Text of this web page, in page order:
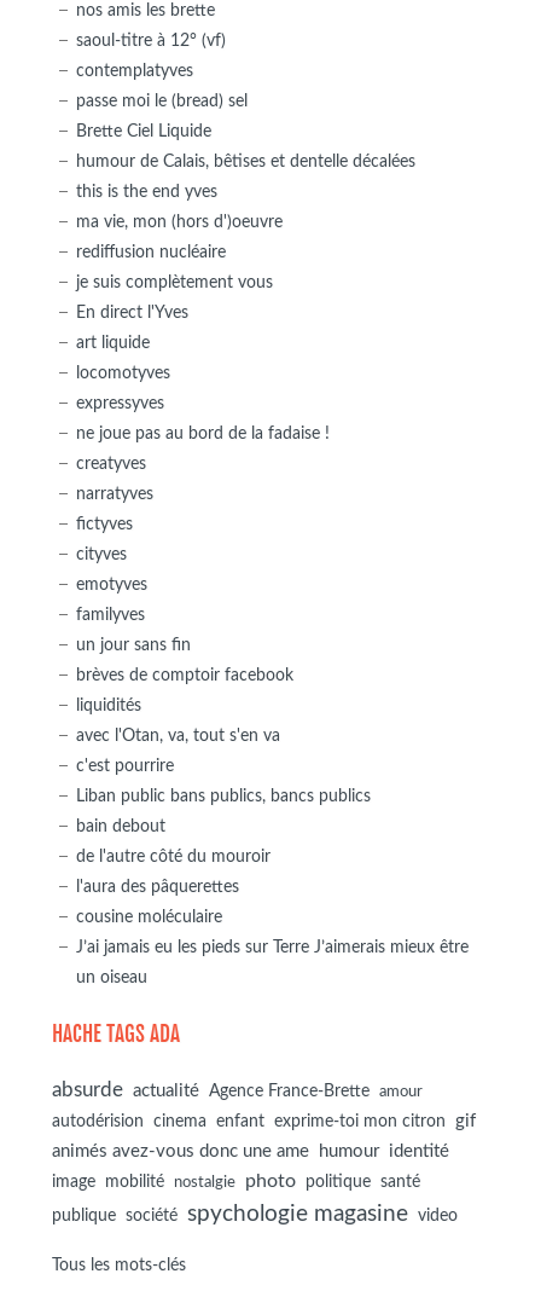
nos amis les brette
saoul-titre à 12° (vf)
contemplatyves
passe moi le (bread) sel
Brette Ciel Liquide
humour de Calais, bêtises et dentelle décalées
this is the end yves
ma vie, mon (hors d')oeuvre
rediffusion nucléaire
je suis complètement vous
En direct l'Yves
art liquide
locomotyves
expressyves
ne joue pas au bord de la fadaise !
creatyves
narratyves
fictyves
cityves
emotyves
familyves
un jour sans fin
brèves de comptoir facebook
liquidités
avec l'Otan, va, tout s'en va
c'est pourrire
Liban public bans publics, bancs publics
bain debout
de l'autre côté du mouroir
l'aura des pâquerettes
cousine moléculaire
J’ai jamais eu les pieds sur Terre J’aimerais mieux être
un oiseau
HACHE TAGS ADA
absurde actualité Agence France-Brette amour
autodérision cinema enfant exprime-toi mon citron
gif
animés avez-vous donc une ame
humour identité
image mobilité nostalgie photo politique
santé
publique
société spychologie magasine video
Tous les mots-clés